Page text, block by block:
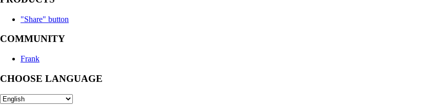
"Share" button
COMMUNITY
Frank
CHOOSE LANGUAGE